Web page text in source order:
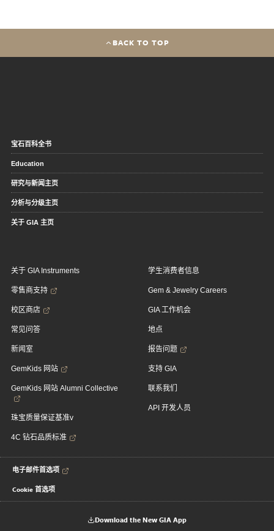
BACK TO TOP
宝石百科全书
Education
研究与新闻主页
分析与分级主页
关于 GIA 主页
关于 GIA Instruments
零售商支持
校区商店
常见问答
新闻室
GemKids 网站
GemKids 网站 Alumni Collective
珠宝质量保证基准v
4C 钻石品质标准
学生消费者信息
Gem & Jewelry Careers
GIA 工作机会
地点
报告问题
支持 GIA
联系我们
API 开发人员
电子邮件首选项
Cookie 首选项
Download the New GIA App